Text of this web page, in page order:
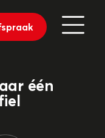
één